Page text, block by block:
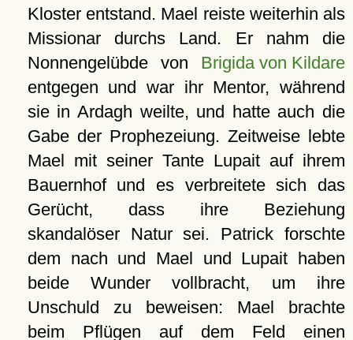
Kloster entstand. Mael reiste weiterhin als
Missionar durchs Land. Er nahm die
Nonnengelübde von Brigida von Kildare
entgegen und war ihr Mentor, während
sie in Ardagh weilte, und hatte auch die
Gabe der Prophezeiung. Zeitweise lebte
Mael mit seiner Tante Lupait auf ihrem
Bauernhof und es verbreitete sich das
Gerücht, dass ihre Beziehung
skandalöser Natur sei. Patrick forschte
dem nach und Mael und Lupait haben
beide Wunder vollbracht, um ihre
Unschuld zu beweisen: Mael brachte
beim Pflügen auf dem Feld einen